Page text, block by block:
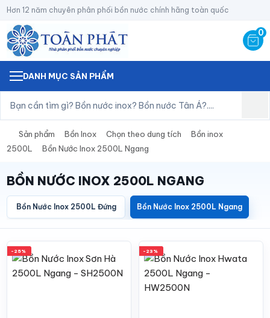
Hơn 12 năm chuyên phân phối bồn nước chính hãng toàn quốc
0
DANH MỤC SẢN PHẨM
Sản phẩm Bồn Inox Chọn theo dung tích
Bồn inox
2500L
Bồn Nước Inox 2500L Ngang
BỒN NƯỚC INOX 2500L NGANG
Bồn Nước Inox 2500L Đứng Bồn Nước Inox 2500L Ngang
-25% -23%